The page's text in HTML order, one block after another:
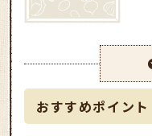
おすすめポイント